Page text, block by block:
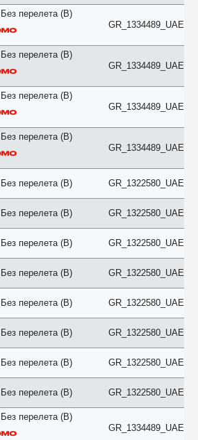
No Terrace
Ocean
Overwater
Park
Pavillion
Pool
Premier
Premium
Presidential
Prestige
Private
Residence
Retreat
River View
Royal
Sea
Small
Spa Bath
Standard
Street View
Studio
Suite
Sunrise
Sunset
Terrace
Townhouse
Upper Floor
Villa
VIP
перелета (B)
GR_1334489_UAE
перелета (B)
GR_1334489_UAE
перелета (B)
GR_1334489_UAE
перелета (B)
GR_1334489_UAE
перелета (B) GR_1322580_UAE
перелета (B) GR_1322580_UAE
перелета (B) GR_1322580_UAE
перелета (B) GR_1322580_UAE
перелета (B) GR_1322580_UAE
перелета (B) GR_1322580_UAE
перелета (B) GR_1322580_UAE
перелета (B) GR_1322580_UAE
перелета (B)
GR_1334489_UAE